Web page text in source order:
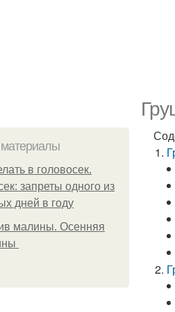
в головосек.
запреты одного из
дней в году
малины. Осенняя